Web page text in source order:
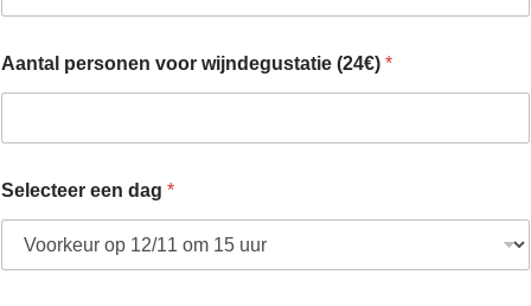
Aantal personen voor wijndegustatie (24€) *
Selecteer een dag *